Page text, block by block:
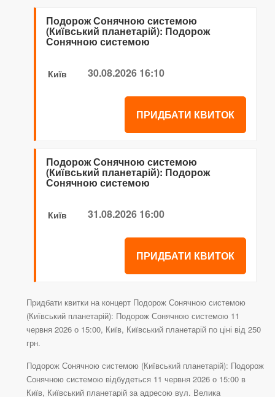
Подорож Сонячною системою
(Київський планетарій): Подорож
Сонячною системою
Київ 30.08.2026 16:10
ПРИДБАТИ КВИТОК
Подорож Сонячною системою
(Київський планетарій): Подорож
Сонячною системою
Київ 31.08.2026 16:00
ПРИДБАТИ КВИТОК
Придбати квитки на концерт Подорож Сонячною системою
(Київський планетарій): Подорож Сонячною системою 11
червня 2026 о 15:00, Київ, Київський планетарій по ціні від 250
грн.
Подорож Сонячною системою (Київський планетарій): Подорож
Сонячною системою відбудеться 11 червня 2026 о 15:00 в
Київ, Київський планетарій за адресою вул. Велика